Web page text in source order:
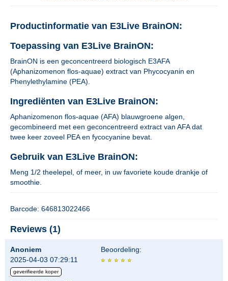
Productinformatie van E3Live BrainON:
Toepassing van E3Live BrainON:
BrainON is een geconcentreerd biologisch E3AFA
(Aphanizomenon flos-aquae) extract van Phycocyanin en
Phenylethylamine (PEA).
Ingrediënten van E3Live BrainON:
Aphanizomenon flos-aquae (AFA) blauwgroene algen,
gecombineerd met een geconcentreerd extract van AFA dat
twee keer zoveel PEA en fycocyanine bevat.
Gebruik van E3Live BrainON:
Meng 1/2 theelepel, of meer, in uw favoriete koude drankje of
smoothie.
Barcode: 646813022466
Reviews (1)
Anoniem
2025-04-03 07:29:11
geverifieerde koper
Beoordeling: